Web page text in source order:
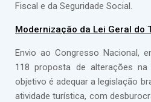
Fiscal e da Seguridade Social.
Modernização da Lei Geral do
Envio ao Congresso Nacional,
118 proposta de alterações
objetivo é adequar a legislação
atividade turística, com